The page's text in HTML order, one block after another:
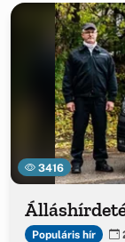
3416
Populáris hír